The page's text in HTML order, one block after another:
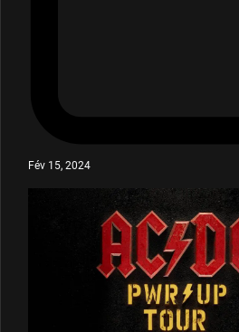
Fév 15, 2024